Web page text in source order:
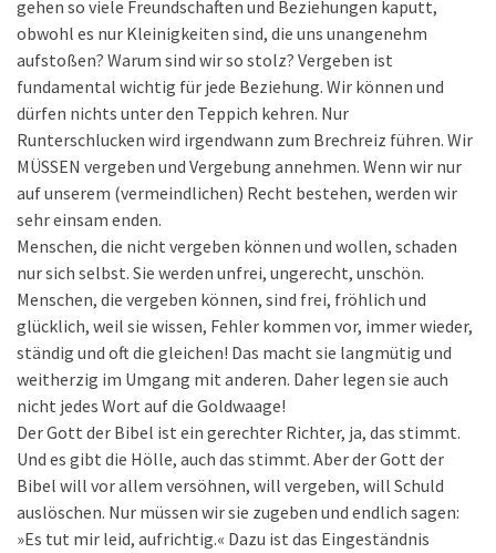
gehen so viele Freundschaften und Beziehungen kaputt,
obwohl es nur Kleinigkeiten sind, die uns unangenehm
aufstoßen? Warum sind wir so stolz? Vergeben ist
fundamental wichtig für jede Beziehung. Wir können und
dürfen nichts unter den Teppich kehren. Nur
Runterschlucken wird irgendwann zum Brechreiz führen. Wir
MÜSSEN vergeben und Vergebung annehmen. Wenn wir nur
auf unserem (vermeindlichen) Recht bestehen, werden wir
sehr einsam enden.
Menschen, die nicht vergeben können und wollen, schaden
nur sich selbst. Sie werden unfrei, ungerecht, unschön.
Menschen, die vergeben können, sind frei, fröhlich und
glücklich, weil sie wissen, Fehler kommen vor, immer wieder,
ständig und oft die gleichen! Das macht sie langmütig und
weitherzig im Umgang mit anderen. Daher legen sie auch
nicht jedes Wort auf die Goldwaage!
Der Gott der Bibel ist ein gerechter Richter, ja, das stimmt.
Und es gibt die Hölle, auch das stimmt. Aber der Gott der
Bibel will vor allem versöhnen, will vergeben, will Schuld
auslöschen. Nur müssen wir sie zugeben und endlich sagen:
»Es tut mir leid, aufrichtig.« Dazu ist das Eingeständnis